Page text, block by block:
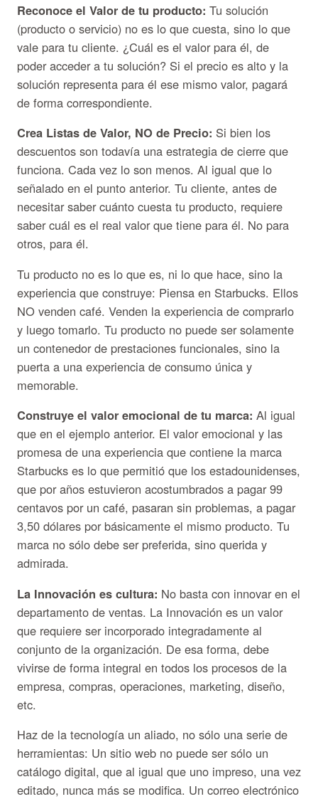
Reconoce el Valor de tu producto: Tu solución
(producto o servicio) no es lo que cuesta, sino lo que
vale para tu cliente. ¿Cuál es el valor para él, de
poder acceder a tu solución? Si el precio es alto y la
solución representa para él ese mismo valor, pagará
de forma correspondiente.
Crea Listas de Valor, NO de Precio: Si bien los
descuentos son todavía una estrategia de cierre que
funciona. Cada vez lo son menos. Al igual que lo
señalado en el punto anterior. Tu cliente, antes de
necesitar saber cuánto cuesta tu producto, requiere
saber cuál es el real valor que tiene para él. No para
otros, para él.
Tu producto no es lo que es, ni lo que hace, sino la
experiencia que construye: Piensa en Starbucks. Ellos
NO venden café. Venden la experiencia de comprarlo
y luego tomarlo. Tu producto no puede ser solamente
un contenedor de prestaciones funcionales, sino la
puerta a una experiencia de consumo única y
memorable.
Construye el valor emocional de tu marca: Al igual
que en el ejemplo anterior. El valor emocional y las
promesa de una experiencia que contiene la marca
Starbucks es lo que permitió que los estadounidenses,
que por años estuvieron acostumbrados a pagar 99
centavos por un café, pasaran sin problemas, a pagar
3,50 dólares por básicamente el mismo producto. Tu
marca no sólo debe ser preferida, sino querida y
admirada.
La Innovación es cultura: No basta con innovar en el
departamento de ventas. La Innovación es un valor
que requiere ser incorporado integradamente al
conjunto de la organización. De esa forma, debe
vivirse de forma integral en todos los procesos de la
empresa, compras, operaciones, marketing, diseño,
etc.
Haz de la tecnología un aliado, no sólo una serie de
herramientas: Un sitio web no puede ser sólo un
catálogo digital, que al igual que uno impreso, una vez
editado, nunca más se modifica. Un correo electrónico